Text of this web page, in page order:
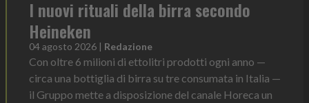
I nuovi rituali della birra secondo
Heineken
04 agosto 2026 | Redazione
Con oltre 6 milioni di ettolitri prodotti ogni anno —
circa una bottiglia di birra su tre consumata in Italia —
il Gruppo mette a disposizione del canale Horeca un